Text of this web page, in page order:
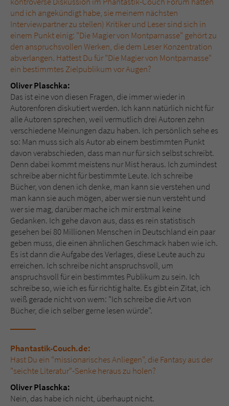
und ich angekündigt habe, sie meinem nächsten
Interviewpartner zu stellen) Kritiker und Leser sind sich in
einem Punkt einig: "Die Magier von Montparnasse" gehört zu
den anspruchsvollen Werken, die dem Leser Konzentration
abverlangen. Hattest Du für "Die Magier von Montparnasse"
ein bestimmtes Zielpublikum vor Augen?
Oliver Plaschka:
Das ist eine von diesen Fragen, die immer wieder in
Autorenforen diskutiert werden. Ich kann natürlich nicht für
alle Autoren sprechen, weil vermutlich drei Autoren zehn
verschiedene Meinungen dazu haben. Ich persönlich sehe es
so: Man muss sich als Autor ab einem bestimmten Punkt
davon verabschieden, dass man nur für sich selbst schreibt.
Denn dabei kommt meistens nur Mist heraus. Ich zumindest
schreibe aber nicht für bestimmte Leute. Ich schreibe
Bücher, von denen ich denke, man kann sie verstehen und
man kann sie auch mögen, aber wer sie nun versteht und
wer sie mag, darüber mache ich mir erstmal keine
Gedanken. Ich gehe davon aus, dass es rein statistisch
gesehen bei 80 Millionen Menschen in Deutschland ein paar
geben muss, die einen ähnlichen Geschmack haben wie ich.
Es ist dann die Aufgabe des Verlages, diese Leute auch zu
erreichen. Ich schreibe nicht anspruchsvoll, um
anspruchsvoll für ein bestimmtes Publikum zu sein. Ich
schreibe so, wie ich es für richtig halte. Es gibt ein Zitat, ich
weiß gerade nicht von wem: "Ich schreibe die Art von
Bücher, die ich selber gerne lesen würde".
Phantastik-Couch.de:
Hast Du ein "missionarisches Anliegen", die Fantasy aus der
"seichte Literatur"-Senke heraus zu holen?
Oliver Plaschka:
Nein, das habe ich nicht, überhaupt nicht.